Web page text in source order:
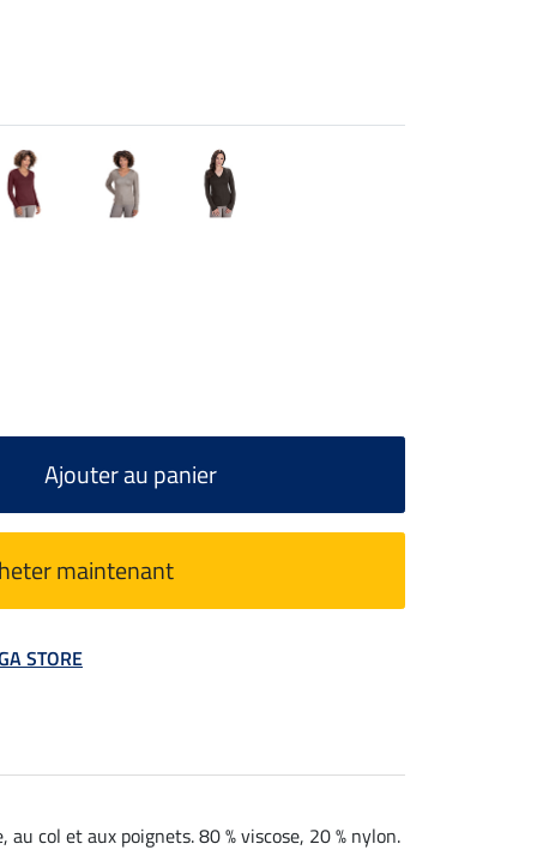
Ajouter au panier
maintenant
STORE
col et aux poignets. 80 % viscose, 20 % nylon.